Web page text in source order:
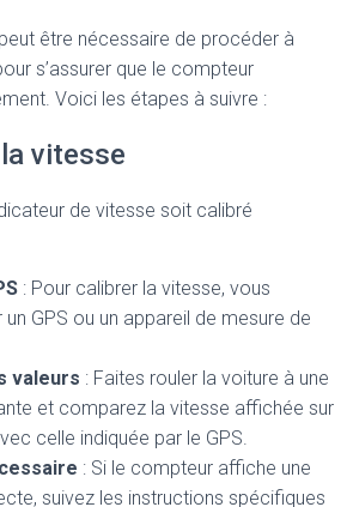
être nécessaire de procéder à
s’assurer que le compteur
Voici les étapes à suivre :
vitesse
de vitesse soit calibré
: Pour calibrer la vitesse, vous
un GPS ou un appareil de mesure de
valeurs : Faites rouler la voiture à une
et comparez la vitesse affichée sur
celle indiquée par le GPS.
: Si le compteur affiche une
suivez les instructions spécifiques